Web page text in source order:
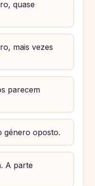
quase
mais vezes
parecem
género oposto.
A parte